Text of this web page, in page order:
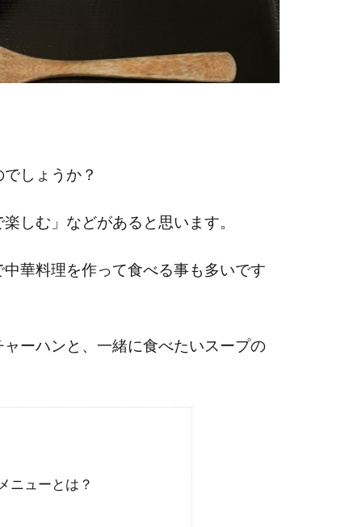
しょうか？
しむ」などがあると思います。
華料理を作って食べる事も多いです
ーハンと、一緒に食べたいスープの
ニューとは？